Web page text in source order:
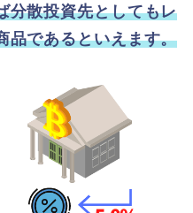
分散投資先としてもレ
品であるといえます。